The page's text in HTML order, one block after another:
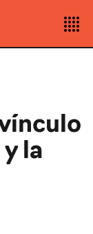
la